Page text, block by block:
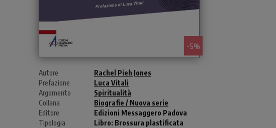
- 5%
Autore
Rachel Pieh Jones
Prefazione
Luca Vitali
Argomento
Spiritualità
Collana
Biografie / Nuova serie
Editore
Edizioni Messaggero Padova
Tipologia
Libro: Brossura plastificata